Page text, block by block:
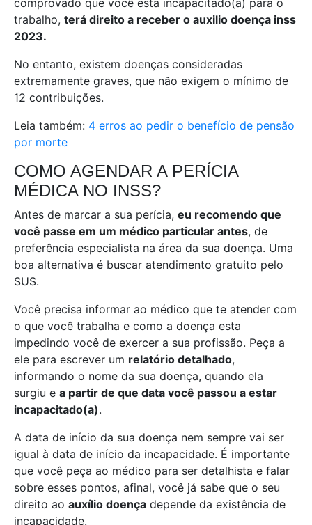
trabalho, terá direito a receber o auxilio doença inss
2023.
No entanto, existem doenças consideradas
extremamente graves, que não exigem o mínimo de
12 contribuições.
Leia também: 4 erros ao pedir o benefício de pensão
por morte
COMO AGENDAR A PERÍCIA
MÉDICA NO INSS?
Antes de marcar a sua perícia, eu recomendo que
você passe em um médico particular antes, de
preferência especialista na área da sua doença. Uma
boa alternativa é buscar atendimento gratuito pelo
SUS.
Você precisa informar ao médico que te atender com
o que você trabalha e como a doença esta
impedindo você de exercer a sua profissão. Peça a
ele para escrever um relatório detalhado,
informando o nome da sua doença, quando ela
surgiu e a partir de que data você passou a estar
incapacitado(a).
A data de início da sua doença nem sempre vai ser
igual à data de início da incapacidade. É importante
que você peça ao médico para ser detalhista e falar
sobre esses pontos, afinal, você já sabe que o seu
direito ao auxílio doença depende da existência de
incapacidade.